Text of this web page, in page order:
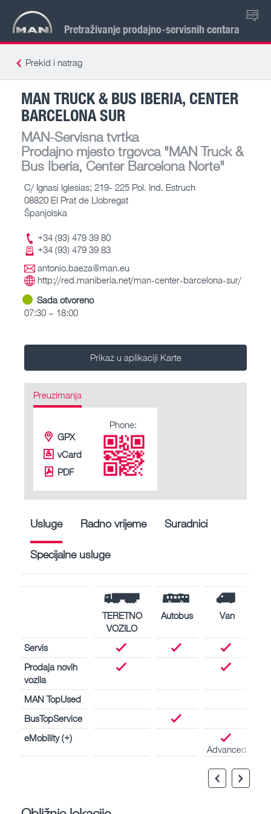
Pretraživanje prodajno-servisnih centara
HR
Prekid i natrag
MAN TRUCK & BUS IBERIA, CENTER
BARCELONA SUR
MAN-Servisna tvrtka
Prodajno mjesto trgovca"MAN Truck &
Bus Iberia, Center Barcelona Norte"
C/ Ignasi Iglesias; 219- 225 Pol. Ind. Estruch
08820 El Prat de Llobregat
Španjolska
+34 (93) 479 39 80
+34 (93) 479 39 83
antonio.baeza@man.eu
http://red.maniberia.net/man-center-barcelona-sur/
Sada otvoreno
07:30 – 18:00
Prikaz u aplikaciji Karte
Preuzimanja
GPX
vCard
PDF
Phone:
Usluge Radno vrijeme Suradnici
Specijalne usluge
TERETNO
VOZILO
Autobus Van
Servis
Prodaja novih
vozila
MAN TopUsed
BusTopService
eMobility (+)
Advanced